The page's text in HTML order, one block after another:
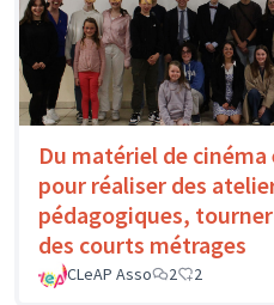
Du matériel de
pour réaliser des
pédagogiques,
des courts métrages
CLeAP Asso 2 2